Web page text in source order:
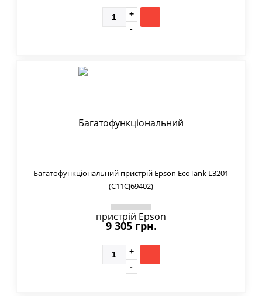
Багатофункціональний пристрій Epson EcoTank L3201
(C11CJ69402)
9 305 грн.